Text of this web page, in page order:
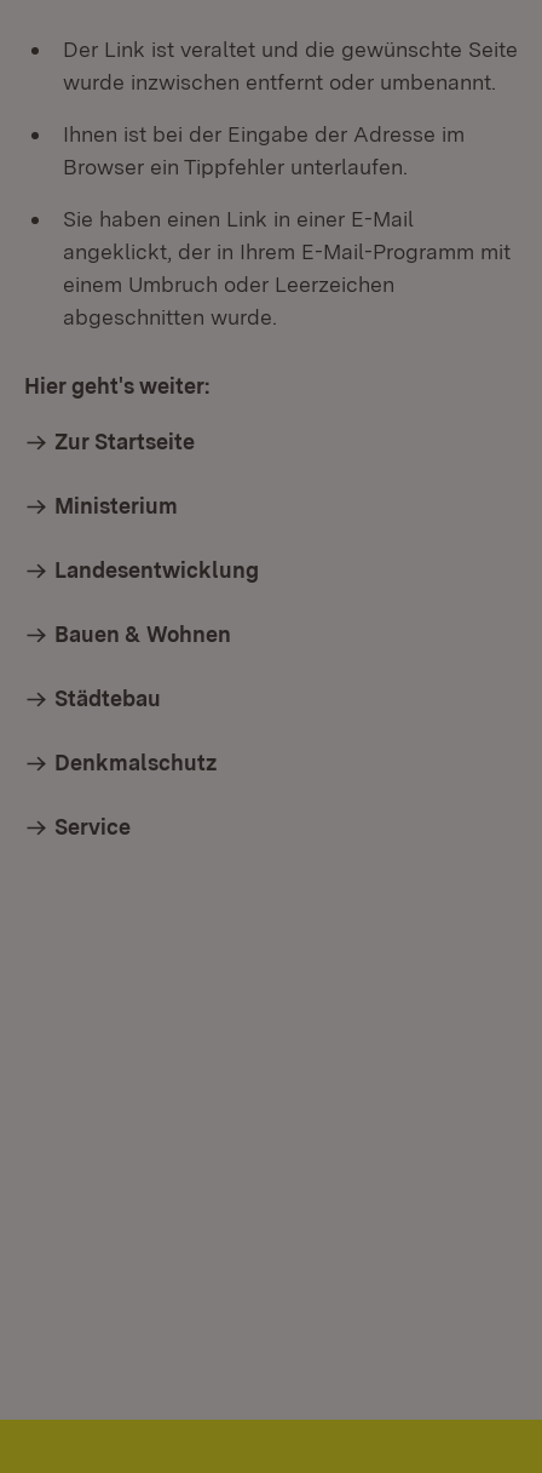
Der Link ist veraltet und die gewünschte Seite
wurde inzwischen entfernt oder umbenannt.
Ihnen ist bei der Eingabe der Adresse im
Browser ein Tippfehler unterlaufen.
Sie haben einen Link in einer E-Mail
angeklickt, der in Ihrem E-Mail-Programm mit
einem Umbruch oder Leerzeichen
abgeschnitten wurde.
Hier geht's weiter:
Zur Startseite
Ministerium
Landesentwicklung
Bauen & Wohnen
Städtebau
Denkmalschutz
Service